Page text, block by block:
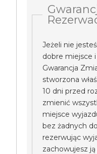
Jeżeli nie
dobre miejsce
Gwarancja
stworzona
10 dni przed
zmienić
miejsce
bez żadnych
rezerwując
zachowujesz